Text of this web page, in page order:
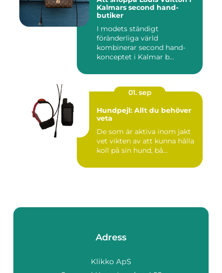
Kalmars second hand-
butiker
I modets ständigt
föränderliga värld
kombinerar second hand-
konceptet i Kalmar b...
01. sep
Hundpejl: Allt du behöver
veta
De som är aktiva inom jakt
vet vikten av att kunna hålla
koll på sin hund, bå...
Adress